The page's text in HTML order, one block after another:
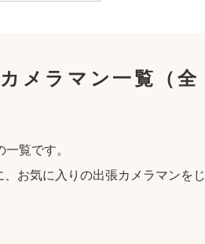
メラマン一覧
（全
覧です。
お気に入りの出張カメラマンをじ